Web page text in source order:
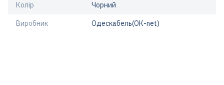
Колір Чорний
Виробник Одескабель(ОК-net)